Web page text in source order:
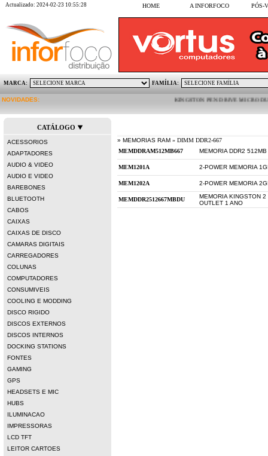
Actualizado: 2024-02-23 10:55:28 HOME A INFORFOCO PÓS-
MARCA: FAMÍLIA:
NOVIDADES: KINGSTON PEN DRIVE MICRO DUO
CATÁLOGO
ACESSORIOS
ADAPTADORES
AUDIO & VIDEO
AUDIO E VIDEO
BAREBONES
BLUETOOTH
CABOS
CAIXAS
CAIXAS DE DISCO
CAMARAS DIGITAIS
CARREGADORES
COLUNAS
COMPUTADORES
CONSUMIVEIS
COOLING E MODDING
DISCO RIGIDO
DISCOS EXTERNOS
DISCOS INTERNOS
DOCKING STATIONS
FONTES
GAMING
GPS
HEADSETS E MIC
HUBS
ILUMINACAO
IMPRESSORAS
LCD TFT
LEITOR CARTOES
» MEMORIAS RAM » DIMM DDR2-667
MEMORIA DDR2
2-POWER MEMORIA
2-POWER MEMORIA
MEMORIA KINGSTON
OUTLET 1 ANO